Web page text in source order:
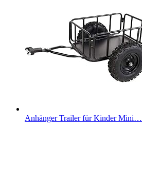
Anhänger Trailer für Kinder Mini…